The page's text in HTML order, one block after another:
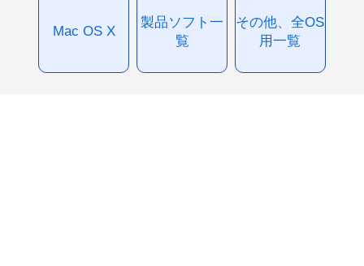
Mac OS X
製品ソフト一
覧
その他、全OS
用一覧